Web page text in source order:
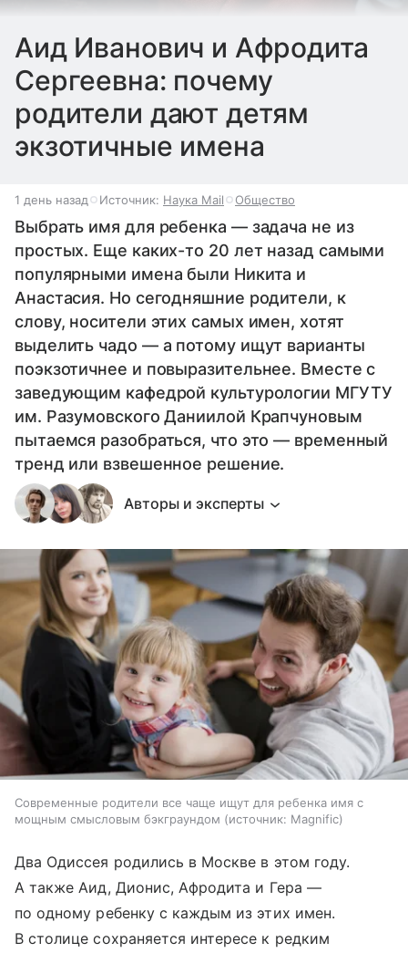
Аид Иванович и Афродита
Сергеевна: почему
родители дают детям
экзотичные имена
1 день назад Источник: Наука Mail Общество
Выбрать имя для ребенка — задача не из
простых. Еще каких-то 20 лет назад самыми
популярными имена были Никита и
Анастасия. Но сегодняшние родители, к
слову, носители этих самых имен, хотят
выделить чадо — а потому ищут варианты
поэкзотичнее и повыразительнее. Вместе с
заведующим кафедрой культурологии МГУТУ
им. Разумовского Даниилой Крапчуновым
пытаемся разобраться, что это — временный
тренд или взвешенное решение.
Авторы и эксперты
Современные родители все чаще ищут для ребенка имя с
мощным смысловым бэкграундом
источник: Magnific
Два Одиссея родились в Москве в этом году.
А также Аид, Дионис, Афродита и Гера —
по одному ребенку с каждым из этих имен.
В столице сохраняется интересе к редким